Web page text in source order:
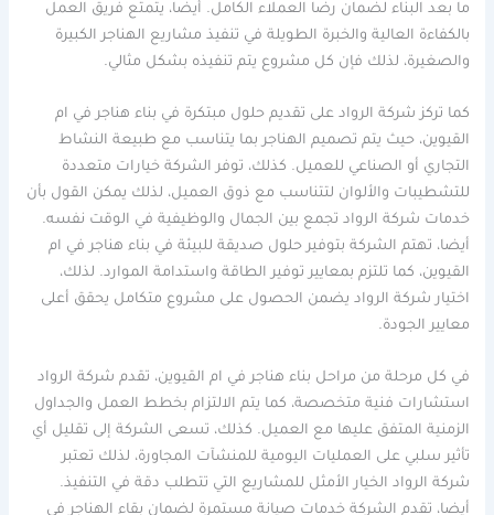
ما بعد البناء لضمان رضا العملاء الكامل. أيضا، يتمتع فريق العمل
بالكفاءة العالية والخبرة الطويلة في تنفيذ مشاريع الهناجر الكبيرة
والصغيرة، لذلك فإن كل مشروع يتم تنفيذه بشكل مثالي.
كما تركز شركة الرواد على تقديم حلول مبتكرة في بناء هناجر في ام
القيوين، حيث يتم تصميم الهناجر بما يتناسب مع طبيعة النشاط
التجاري أو الصناعي للعميل. كذلك، توفر الشركة خيارات متعددة
للتشطيبات والألوان لتتناسب مع ذوق العميل، لذلك يمكن القول بأن
خدمات شركة الرواد تجمع بين الجمال والوظيفية في الوقت نفسه.
أيضا، تهتم الشركة بتوفير حلول صديقة للبيئة في بناء هناجر في ام
القيوين، كما تلتزم بمعايير توفير الطاقة واستدامة الموارد. لذلك،
اختيار شركة الرواد يضمن الحصول على مشروع متكامل يحقق أعلى
معايير الجودة.
في كل مرحلة من مراحل بناء هناجر في ام القيوين، تقدم شركة الرواد
استشارات فنية متخصصة، كما يتم الالتزام بخطط العمل والجداول
الزمنية المتفق عليها مع العميل. كذلك، تسعى الشركة إلى تقليل أي
تأثير سلبي على العمليات اليومية للمنشآت المجاورة، لذلك تعتبر
شركة الرواد الخيار الأمثل للمشاريع التي تتطلب دقة في التنفيذ.
أيضا، تقدم الشركة خدمات صيانة مستمرة لضمان بقاء الهناجر في